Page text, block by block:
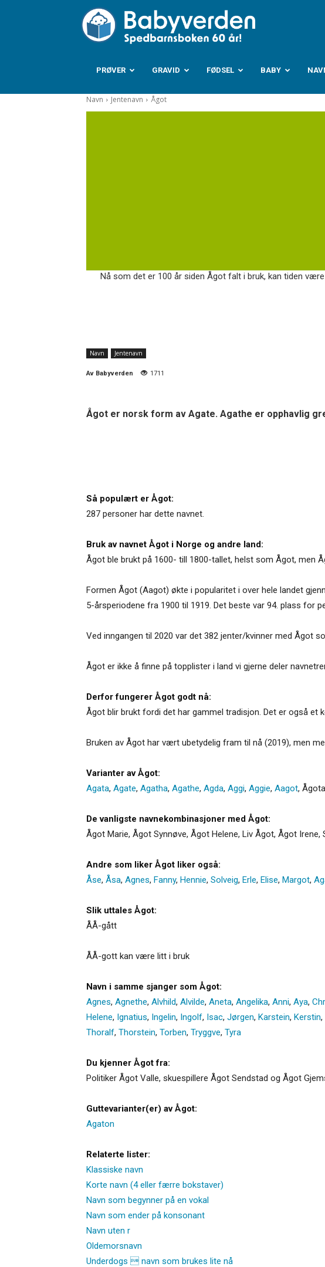
Babyverden.no
PRØVER GRAVID FØDSEL BABY
Navn Jentenavn Ågot
Nå som det er 100 år siden Ågot falt i bruk, kan tiden
Navn Jentenavn
Av Babyverden 1711
Ågot er norsk form av Agate. Agathe er opphavlig
Så populært er Ågot:
287 personer har dette navnet.
Bruk av navnet Ågot i Norge og andre land:
Ågot ble brukt på 1600- till 1800-tallet, helst som Ågot, men
Formen Ågot (Aagot) økte i popularitet i over hele landet
5-årsperiodene fra 1900 til 1919. Det beste var 94. plass for
Ved inngangen til 2020 var det 382 jenter/kvinner med Ågot
Ågot er ikke å finne på topplister i land vi gjerne deler
Derfor fungerer Ågot godt nå:
Ågot blir brukt fordi det har gammel tradisjon. Det er også et
Bruken av Ågot har vært ubetydelig fram til nå (2019), men
Varianter av Ågot:
Agata, Agate, Agatha, Agathe, Agda, Aggi, Aggie, Aagot, Ågota
De vanligste navnekombinasjoner med Ågot:
Ågot Marie, Ågot Synnøve, Ågot Helene, Liv Ågot, Ågot
Andre som liker Ågot liker også:
Åse, Åsa, Agnes, Fanny, Hennie, Solveig, Erle, Elise, Margot,
Slik uttales Ågot:
ÅÅ-gått
ÅÅ-gott kan være litt i bruk
Navn i samme sjanger som Ågot:
Agnes, Agnethe, Alvhild, Alvilde, Aneta, Angelika, Anni, Aya,
Helene, Ignatius, Ingelin, Ingolf, Isac, Jørgen, Karstein, Kerstin,
Thoralf, Thorstein, Torben, Tryggve, Tyra
Du kjenner Ågot fra:
Politiker Ågot Valle, skuespillere Ågot Sendstad og Ågot
Guttevarianter(er) av Ågot:
Agaton
Relaterte lister:
Klassiske navn
Korte navn (4 eller færre bokstaver)
Navn som begynner på en vokal
Navn som ender på konsonant
Navn uten r
Oldemorsnavn
Underdogs  navn som brukes lite nå